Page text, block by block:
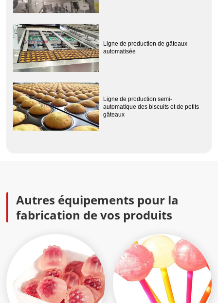
Ligne de production de gâteaux
automatisée
Ligne de production semi-
automatique des biscuits et de petits
gâteaux
Autres équipements pour la
fabrication de vos produits